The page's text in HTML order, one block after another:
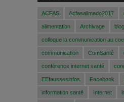
ACFAS Acfasalimado2017
alimentation Archivage
colloque la communication au
communication ComSanté
conférence internet santé
EEfaussesinfos Facebook
information santé Internet